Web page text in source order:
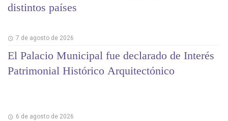
distintos países
7 de agosto de 2026
El Palacio Municipal fue declarado de Interés
Patrimonial Histórico Arquitectónico
6 de agosto de 2026